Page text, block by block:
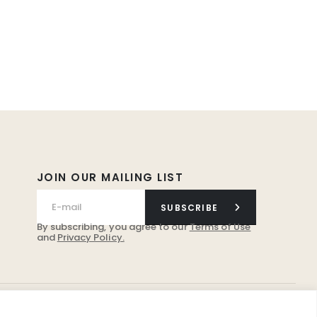
JOIN OUR MAILING LIST
SUBSCRIBE
By subscribing, you agree to ourTerms of Use
and Privacy Policy.